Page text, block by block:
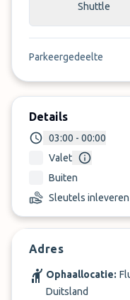
Shuttle
Parkeergedeelte
Details
03:00 - 00:00
Valet
Buiten
Sleutels inleveren
Adres
Ophaallocatie:
Duitsland